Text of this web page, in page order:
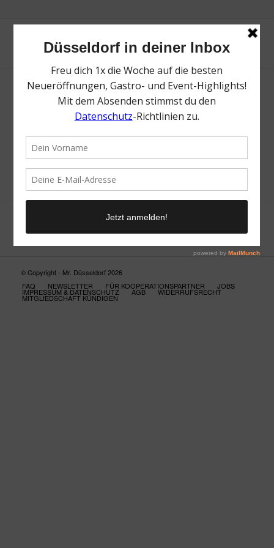
Neue Suche
Suchergebnis nicht zufriedenstellend? Versuche es mal mit
einem Wortteil oder einer anderen Schreibweise.
© Copyright - Mr. Düsseldorf 2026
FAQ
NEWSLETTER FÜR KOOPERATIONSPARTNER JOBS
IMPRESSUM & DATENSCHUTZ AGB WIDERRUFSRECHT
MITGLIEDSCHAFT KÜNDIGEN